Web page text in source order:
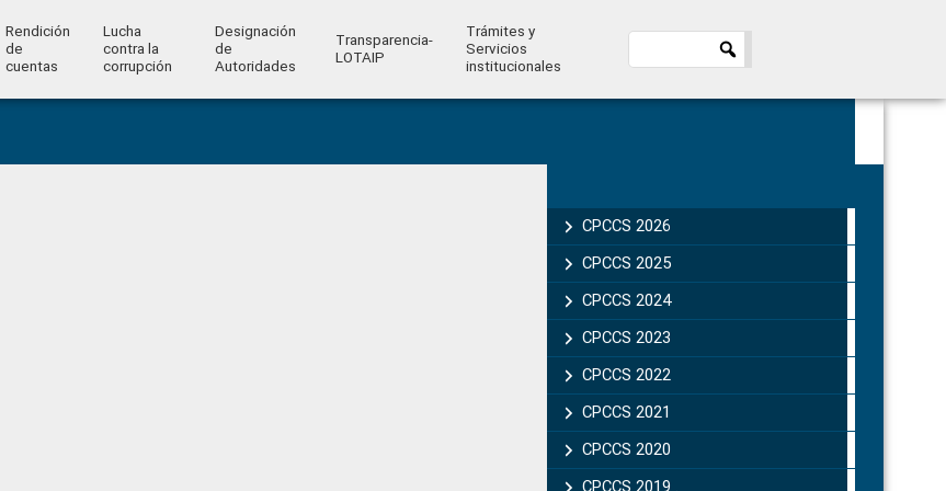
Rendición
de
cuentas
Lucha
contra la
corrupción
Designación
de
Autoridades
Transparencia-
LOTAIP
Trámites y
Servicios
institucionales
Sidebar
CPCCS 2026
CPCCS 2025
CPCCS 2024
CPCCS 2023
CPCCS 2022
CPCCS 2021
CPCCS 2020
CPCCS 2019 .